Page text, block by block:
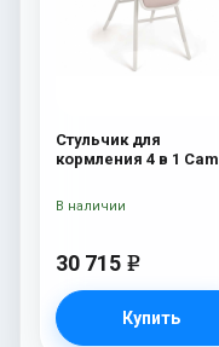
Стульчик для
кормления 4 в 1 Cam
30 715 e
Купить
В наличии